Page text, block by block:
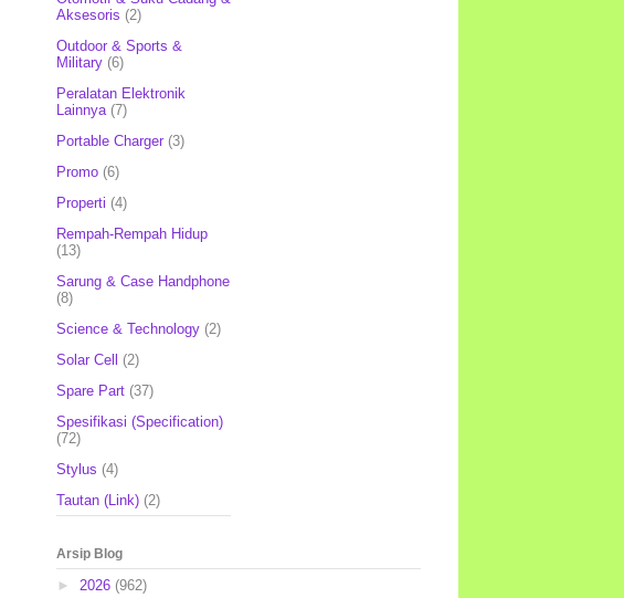
Aksesoris (2)
Outdoor & Sports &
Military (6)
Peralatan Elektronik
Lainnya (7)
Portable Charger (3)
Promo (6)
Properti (4)
Rempah-Rempah Hidup
(13)
Sarung & Case Handphone
(8)
Science & Technology (2)
Solar Cell (2)
Spare Part (37)
Spesifikasi (Specification)
(72)
Stylus (4)
Tautan (Link) (2)
Arsip Blog
► 2026 (962)